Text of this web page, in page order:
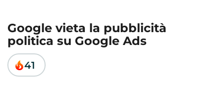
Google vieta la pubblicità
politica su Google Ads
41